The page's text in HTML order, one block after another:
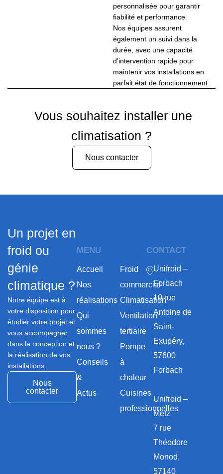
personnalisée pour garantir
fiabilité et performance.
Nos équipes assurent
également un suivi dans la
durée, avec une capacité
d’intervention rapide pour
maintenir vos installations en
parfait état de fonctionnement.
Vous souhaitez installer une
climatisation ?
Nous contacter
Un projet en
froid ou
génie
climatique ?
Notre équipe est à
votre disposition pour
étudier votre projet et
vous accompagner
dans la conception et
la réalisation de vos
installations.
Nous
contacter
MENU
Accueil
Nos
réalisations
Qui
sommes
nous ?
Conseils
&
Actus
Froid
commercial
Climatisation
Ventilation
tertiaire
Pompe
à
chaleur
Cuisines
professionnelles
CONTACT
Unifroid –
Forbach
10 rue
Antoine de
Saint-
Exupéry,
57600
Forbach
Unifroid –
Metz
7 rue
Théodore
Monod,
57140